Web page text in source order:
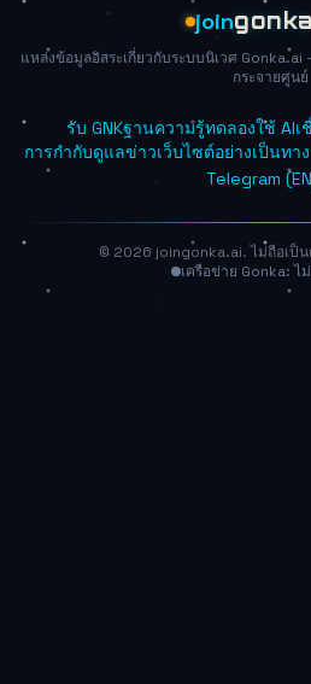
joingonka
แหล่งข้อมูลอิสระเกี่ยวกับระบบนิเวศ
กระจายศูนย์
รับ GNKฐานความรู้ทดลองใช้ AIเ
การกำกับดูแลข่าวเว็บไซต์อย่างเป็นทา
Telegram
© 2026 joingonka.ai. ไม่ถือเป็น
เครือข่าย Gonka: ไ